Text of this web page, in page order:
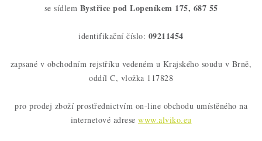
SUDY NA VÍNO
OCHRANNÉ POMŮCKY
OBCHODNÍ PODMÍNKY
se sídlem Bystřice pod Lopeníkem 175, 687 55
identifikační číslo: 09211454
zapsané v obchodním rejstříku vedeném u Krajského soudu v Brně,
oddíl C, vložka 117828
pro prodej zboží prostřednictvím on-line obchodu umístěného na
internetové adrese www.alviko.eu